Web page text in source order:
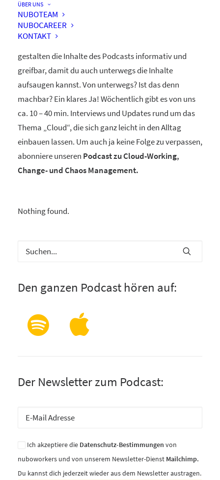
ÜBER UNS
NUBOTEAM
NUBOCAREER
KONTAKT
Herzlich Willkommen! Du hast nuboRadio – unseren
ganz eigenenPodcast zur Digitalisierung
Unsere beiden Moderatoren Dominique und Markus
gestalten die Inhalte des Podcasts informativ und
greifbar, damit du auch unterwegs die Inhalte
aufsaugen kannst. Von unterwegs? Ist das denn
machbar? Ein klares Ja! Wöchentlich gibt es von uns
ca. 10 – 40 min. Interviews und Updates rund um das
Thema „Cloud“, die sich ganz leicht in den Alltag
einbauen lassen. Um auch ja keine Folge zu verpassen,
abonniere unseren Podcast zu Cloud-Working,
Change- und Chaos Management.
Nothing found.
Den ganzen Podcast hören auf:
Der Newsletter zum Podcast:
Ich akzeptiere die Datenschutz-Bestimmungen von
nuboworkers und von unserem Newsletter-Dienst Mailchimp.
Du kannst dich jederzeit wieder aus dem Newsletter austragen.